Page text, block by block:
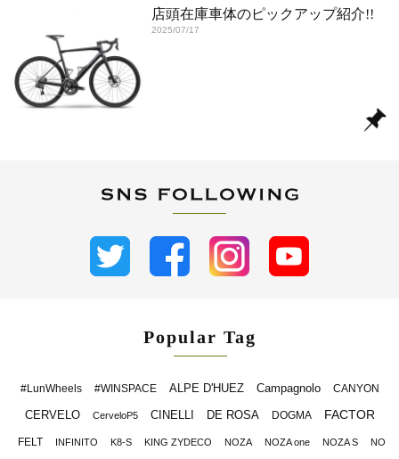
店頭在庫車体のピックアップ紹介!!
2025/07/17
Popular Tag
#LunWheels #WINSPACE ALPE D'HUEZ Campagnolo CANYON
CERVELO CerveloP5 CINELLI DE ROSA DOGMA FACTOR
FELT INFINITO K8-S KING ZYDECO NOZA NOZA one NOZA S NO